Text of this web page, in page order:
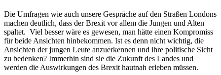
Die Umfragen wie auch unsere Gespräche auf den Straßen Londons
machen deutlich, dass der Brexit vor allem die Jungen und Alten
spaltet. Viel besser wäre es gewesen, man hätte einen Kompromiss
für beide Ansichten hinbekommen. Ist es denn nicht wichtig, die
Ansichten der jungen Leute anzuerkennen und ihre politische Sicht
zu bedenken? Immerhin sind sie die Zukunft des Landes und
werden die Auswirkungen des Brexit hautnah erleben müssen.